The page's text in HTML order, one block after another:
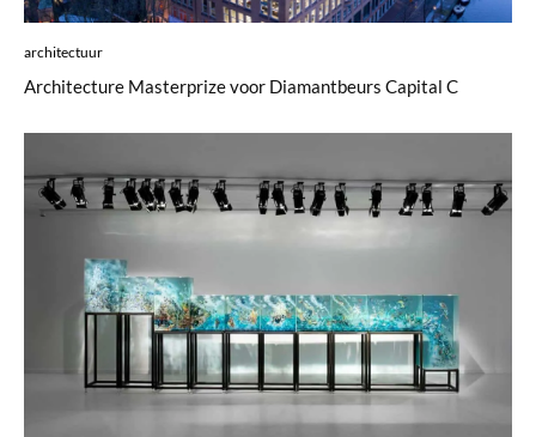
architectuur
Architecture Masterprize voor Diamantbeurs Capital C